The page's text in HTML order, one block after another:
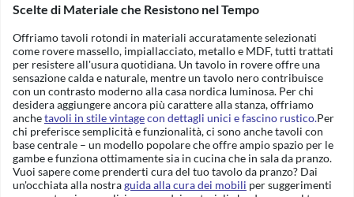
Scelte di Materiale che Resistono nel Tempo
Offriamo tavoli rotondi in materiali accuratamente selezionati
come rovere massello, impiallacciato, metallo e MDF, tutti trattati
per resistere all'usura quotidiana. Un tavolo in rovere offre una
sensazione calda e naturale, mentre un tavolo nero contribuisce
con un contrasto moderno alla casa nordica luminosa. Per chi
desidera aggiungere ancora più carattere alla stanza, offriamo
anchetavoli in stile vintagecon dettagli unici e fascino rustico.Per
chi preferisce semplicità e funzionalità, ci sono anche tavoli con
base centrale – un modello popolare che offre ampio spazio per le
gambe e funziona ottimamente sia in cucina che in sala da pranzo.
Vuoi sapere come prenderti cura del tuo tavolo da pranzo? Dai
un'occhiata alla nostraguida alla cura dei mobili per suggerimenti